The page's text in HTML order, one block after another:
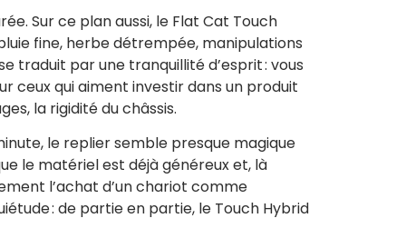
Sur ce plan aussi, le Flat Cat Touch
fine, herbe détrempée, manipulations
traduit par une tranquillité d’esprit : vous
ceux qui aiment investir dans un produit
la rigidité du châssis.
le replier semble presque magique
le matériel est déjà généreux et, là
l’achat d’un chariot comme
: de partie en partie, le Touch Hybrid